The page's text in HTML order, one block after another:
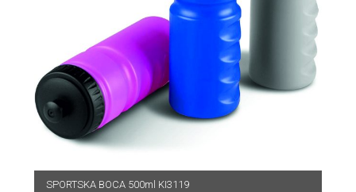
SPORTSKA BOCA 500ml KI3119